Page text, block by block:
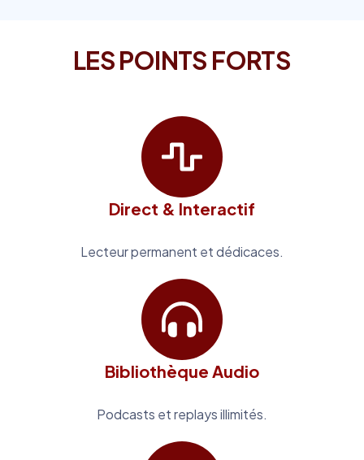
LES POINTS FORTS
Direct & Interactif
Lecteur permanent et dédicaces.
Bibliothèque Audio
Podcasts et replays illimités.